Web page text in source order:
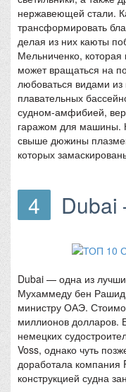
нержавеющей стали.
трансформировать
делая из них каюты
Мельниченко, которая
может вращаться на
любоваться видами
плавательных
судном-амфибией,
гаражом для машины.
свыше дюжины
которых
4
Dubai — одна из
Мухаммеду бен
министру ОАЭ.
миллионов долларов.
немецких
Voss, однако чуть
доработала компания
конструкцией судна